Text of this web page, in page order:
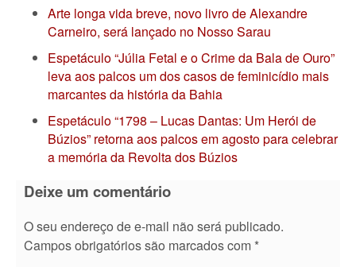
Arte longa vida breve, novo livro de Alexandre
Carneiro, será lançado no Nosso Sarau
Espetáculo “Júlia Fetal e o Crime da Bala de Ouro”
leva aos palcos um dos casos de feminicídio mais
marcantes da história da Bahia
Espetáculo “1798 – Lucas Dantas: Um Herói de
Búzios” retorna aos palcos em agosto para celebrar
a memória da Revolta dos Búzios
Deixe um comentário
O seu endereço de e-mail não será publicado.
Campos obrigatórios são marcados com *